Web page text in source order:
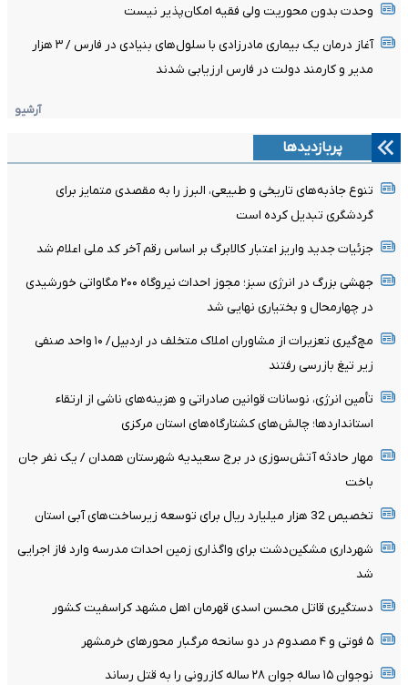
وحدت بدون محوریت ولی فقیه امکان‌پذیر نیست
آغاز درمان یک بیماری مادرزادی با سلول‌های بنیادی در فارس / ۳ هزار
مدیر و کارمند دولت در فارس ارزیابی شدند
آرشیو
پربازدیدها
تنوع جاذبه‌های تاریخی و طبیعی، البرز را به مقصدی متمایز برای
گردشگری تبدیل کرده است
جزئیات جدید واریز اعتبار کالابرگ بر اساس رقم آخر کد ملی اعلام شد
جهشی بزرگ در انرژی سبز؛ مجوز احداث نیروگاه ۲۰۰ مگاواتی خورشیدی
در چهارمحال‌ و بختیاری نهایی شد
مچ‌گیری تعزیرات از مشاوران املاک متخلف در اردبیل/ ۱۰ واحد صنفی
زیر تیغ بازرسی رفتند
تأمین انرژی، نوسانات قوانین صادراتی و هزینه‌های ناشی از ارتقاء
استانداردها؛ چالش‌های کشتارگاه‌های استان مرکزی
مهار حادثه آتش‌سوزی در برج سعیدیه شهرستان همدان / یک نفر جان
باخت
تخصیص 32 هزار میلیارد ریال برای توسعه زیرساخت‌های آبی استان
شهرداری مشکین‌دشت برای واگذاری زمین احداث مدرسه وارد فاز اجرایی
شد
دستگیری قاتل محسن اسدی قهرمان اهل مشهد کراسفیت کشور
۵ فوتی و ۴ مصدوم در دو سانحه مرگبار محورهای خرمشهر
نوجوان ۱۵ ساله جوان ۲۸ ساله کازرونی را به قتل رساند